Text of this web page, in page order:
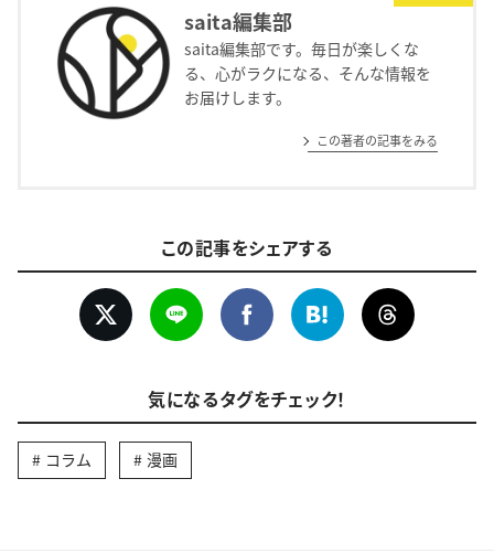
saita編集部
saita編集部です。毎日が楽しくな
る、心がラクになる、そんな情報を
お届けします。
この著者の記事をみる
この記事をシェアする
気になるタグをチェック！
コラム 漫画